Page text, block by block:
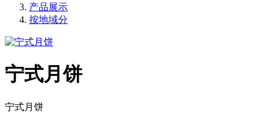
产品展示
按地域分
宁式月饼
宁式月饼